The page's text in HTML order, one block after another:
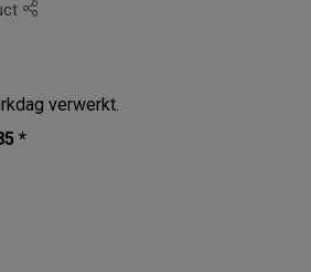
verwerkt.
*